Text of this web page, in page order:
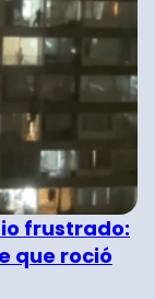
frustrado:
que roció